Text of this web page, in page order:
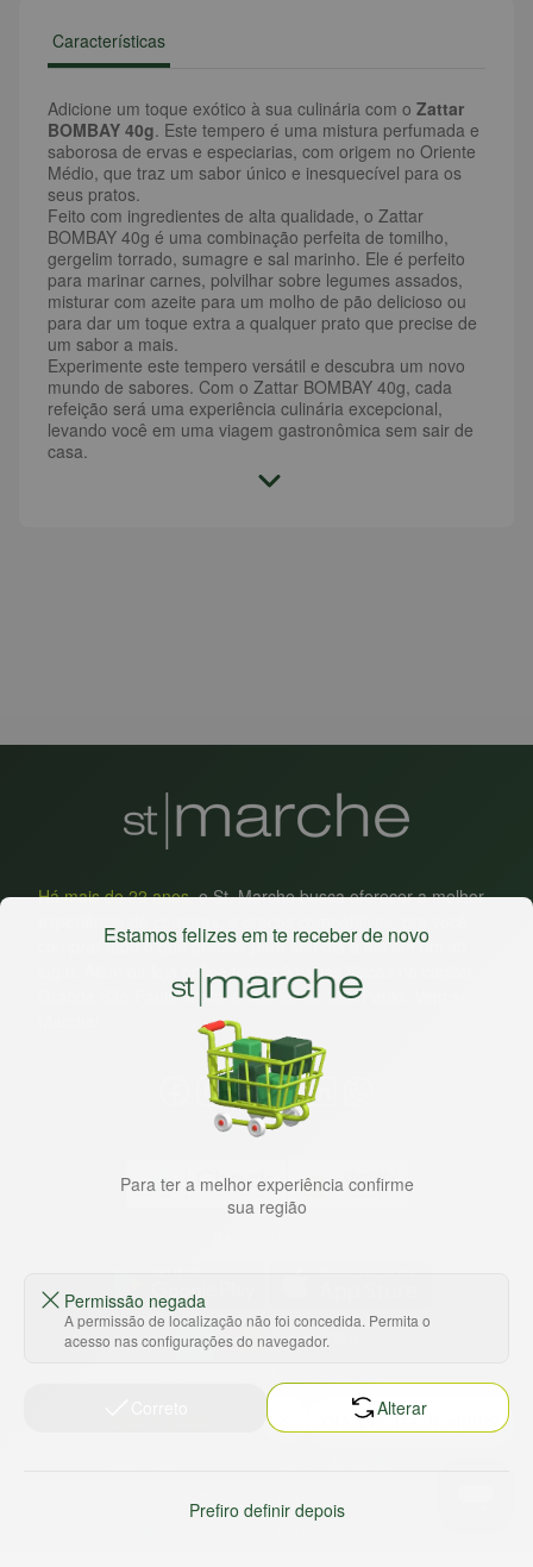
Características
Adicione um toque exótico à sua culinária com o Zattar
BOMBAY 40g. Este tempero é uma mistura perfumada e
saborosa de ervas e especiarias, com origem no Oriente
Médio, que traz um sabor único e inesquecível para os
seus pratos.
Feito com ingredientes de alta qualidade, o Zattar
BOMBAY 40g é uma combinação perfeita de tomilho,
gergelim torrado, sumagre e sal marinho. Ele é perfeito
para marinar carnes, polvilhar sobre legumes assados,
misturar com azeite para um molho de pão delicioso ou
para dar um toque extra a qualquer prato que precise de
um sabor a mais.
Experimente este tempero versátil e descubra um novo
mundo de sabores. Com o Zattar BOMBAY 40g, cada
refeição será uma experiência culinária excepcional,
levando você em uma viagem gastronômica sem sair de
casa.
Há mais de 22 anos, o St. Marche busca oferecer a melhor
comprar tudo o que precisa para seu dia a dia em um só
lugar. Além da loja online temos 31 lojas físicas na capital,
Grande São Paulo, litoral e interior de São Paulo. Vem ser
CNPJ: 09.000.493/0002-15
Termos e políticas
Estamos felizes em te receber de novo
Para ter a melhor experiência confirme
sua região
Permissão negada
A permissão de localização não foi concedida. Permita o
acesso nas configurações do navegador.
Alterar
Prefiro definir depois